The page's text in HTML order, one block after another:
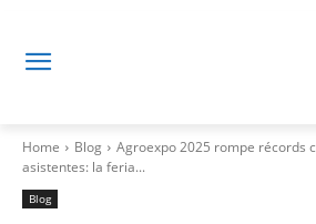
Home Blog
Agroexpo 2025 rompe récords
asistentes: la feria...
Blog